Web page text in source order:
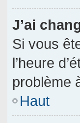
J’ai
Si vous
l’heure
problème
Haut